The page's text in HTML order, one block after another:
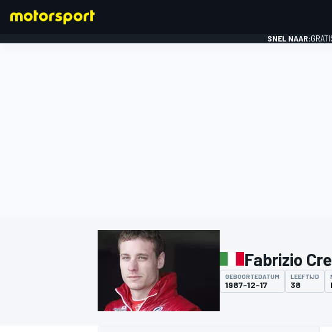
SNEL NAAR:
Fabrizio
GEBOORTEDATUM
1987-12-17
LEEFTIJD
38